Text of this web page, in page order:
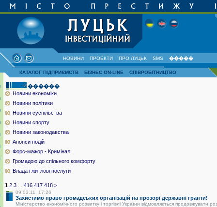
НОВИНИ ПРОЕКТИ ПРО ЛУЦЬК SMS �����
КАТАЛОГ ПІДПРИЄМСТВ БІЗНЕС ON-LINE СПІВРОБІТНИЦТВО
������
Новини економіки
Новини політики
Новини суспільства
Новини спорту
Новини законодавства
Анонси подій
Форс-мажор - Кримінал
Громадою до спільного комфорту
Влада і житлові послуги
1 2 3 416 417 418 >
09.03.11, 17:26
Захистимо право громадських організацій на прозорі державні гранти!
Міністерство економічного розвитку і торгівлі України відмовляється продовжувати